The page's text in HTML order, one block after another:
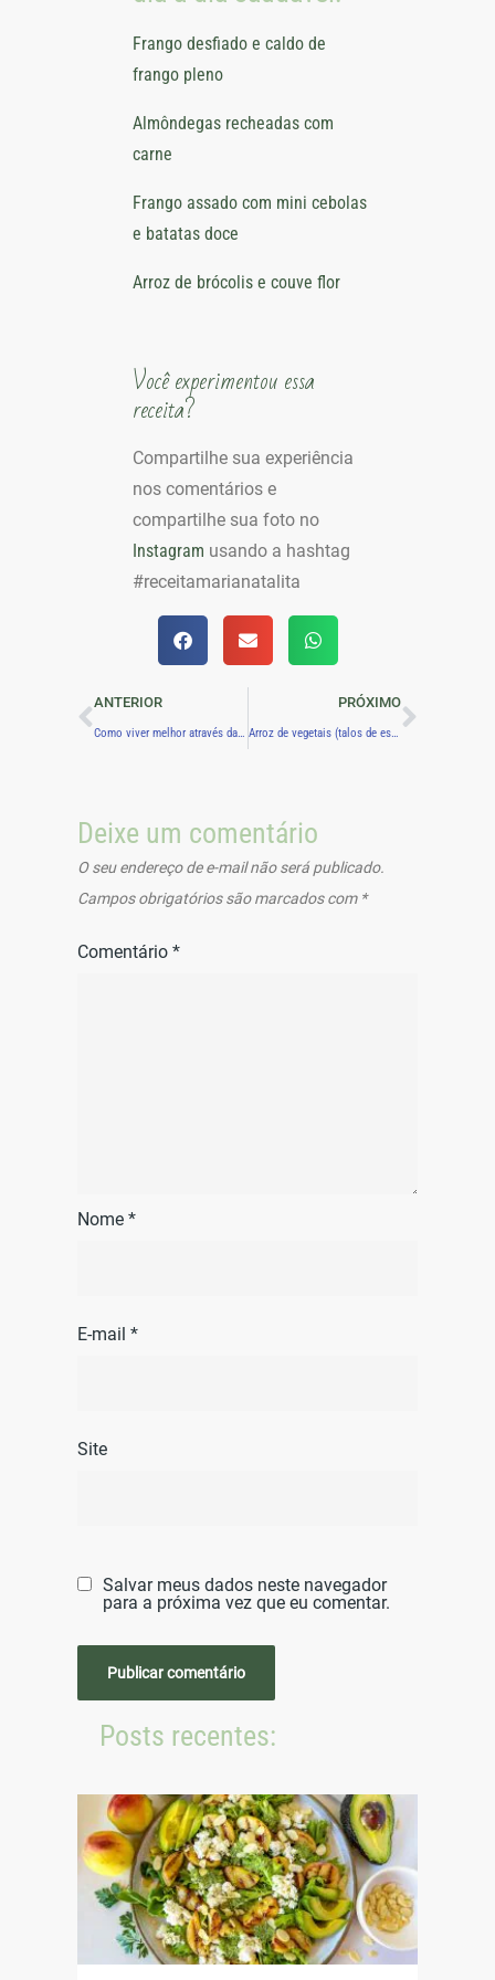
Frango desfiado e caldo de
frango pleno
Almôndegas recheadas com
carne
Frango assado com mini cebolas
e batatas doce
Arroz de brócolis e couve flor
Você experimentou essa
receita?
Compartilhe sua experiência
nos comentários e
compartilhe sua foto no
Instagram usando a hashtag
#receitamarianatalita
ANTERIOR
Como viver melhor através da criatividade?
PRÓXIMO
Arroz de vegetais (talos de espinafre)
Deixe um comentário
O seu endereço de e-mail não será publicado.
Campos obrigatórios são marcados com *
Comentário *
Nome *
E-mail *
Site
Salvar meus dados neste navegador
para a próxima vez que eu comentar.
Posts recentes: